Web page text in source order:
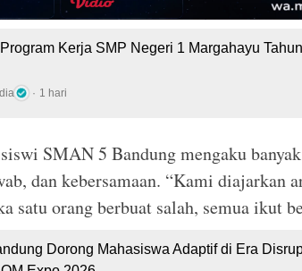
Kerja SMP Negeri 1 Margahayu
1 hari
SMAN 5 Bandung mengaku
dan kebersamaan. “Kami diajarkan
satu orang berbuat salah, semua ikut
Dorong Mahasiswa Adaptif di Era